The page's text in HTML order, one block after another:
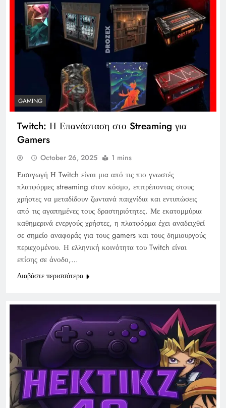
GAMING
Twitch: Η Επανάσταση στο Streaming για
Gamers
October 26, 2025 1 mins
Εισαγωγή Η Twitch είναι μια από τις πιο γνωστές
πλατφόρμες streaming στον κόσμο, επιτρέποντας στους
χρήστες να μεταδίδουν ζωντανά παιχνίδια και εντυπώσεις
από τις αγαπημένες τους δραστηριότητες. Με εκατομμύρια
καθημερινά ενεργούς χρήστες, η πλατφόρμα έχει αναδειχθεί
σε σημείο αναφοράς για τους gamers και τους δημιουργούς
περιεχομένου. Η ελληνική κοινότητα του Twitch είναι
επίσης σε άνοδο,…
Διαβάστε περισσότερα